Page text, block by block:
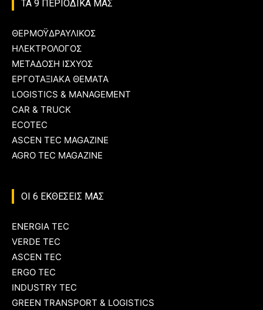
ΤΑ 9 ΠΕΡΙΟΔΙΚΑ ΜΑΣ
ΘΕΡΜΟΫΔΡΑΥΛΙΚΟΣ
ΗΛΕΚΤΡΟΛΟΓΟΣ
ΜΕΤΑΔΟΣΗ ΙΣΧΥΟΣ
ΕΡΓΟΤΑΞΙΑΚΑ ΘΕΜΑΤΑ
LOGISTICS & MANAGEMENT
CAR & TRUCK
ECOTEC
ASCEN TEC MAGAZINE
AGRO TEC MAGAZINE
ΟΙ 6 ΕΚΘΕΣΕΙΣ ΜΑΣ
ENERGIA TEC
VERDE TEC
ASCEN TEC
ERGO TEC
INDUSTRY TEC
GREEN TRANSPORT & LOGISTICS